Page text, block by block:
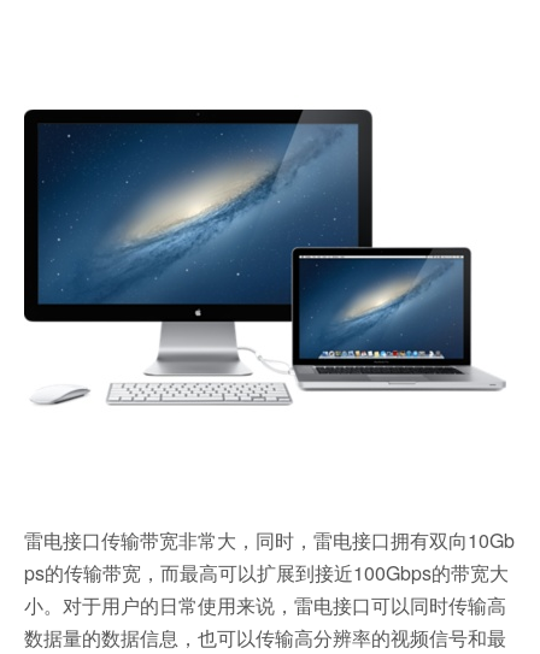
雷电接口传输带宽非常大， 同时，雷电接口拥有双向10Gb
ps的传输带宽，而最高可以扩展到接近100Gbps的带宽大
小。对于用户的日常使用来说，雷电接口可以同时传输高
数据量的数据信息，也可以传输高分辨率的视频信号和最